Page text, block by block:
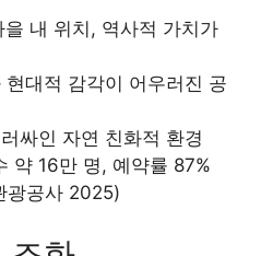
을 내 위치, 역사적 가치가
대적 감각이 어우러진 공
싸인 자연 친화적 환경
약 16만 명, 예약률 87%
광공사 2025)